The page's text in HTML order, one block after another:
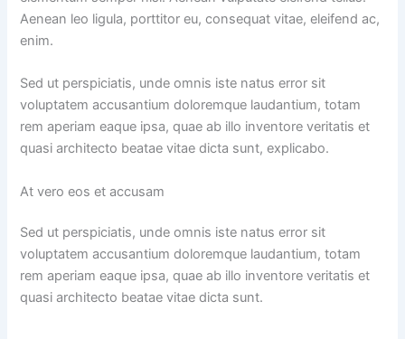
Aenean leo ligula, porttitor eu, consequat vitae, eleifend ac,
enim.
Sed ut perspiciatis, unde omnis iste natus error sit
voluptatem accusantium doloremque laudantium, totam
rem aperiam eaque ipsa, quae ab illo inventore veritatis et
quasi architecto beatae vitae dicta sunt, explicabo.
At vero eos et accusam
Sed ut perspiciatis, unde omnis iste natus error sit
voluptatem accusantium doloremque laudantium, totam
rem aperiam eaque ipsa, quae ab illo inventore veritatis et
quasi architecto beatae vitae dicta sunt.